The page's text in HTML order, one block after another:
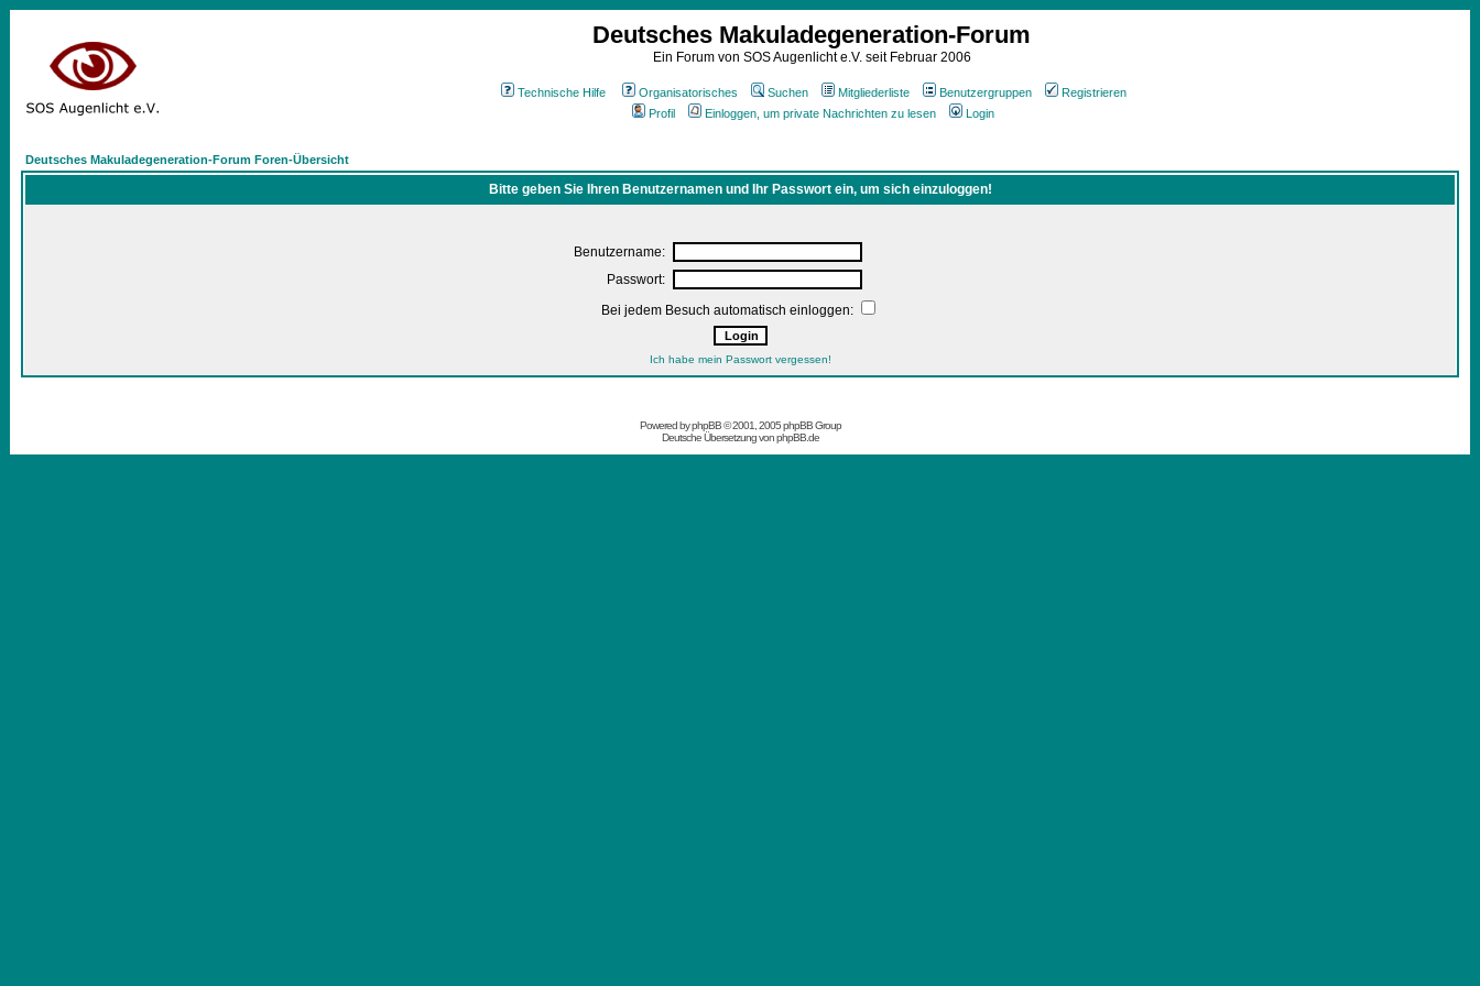
Deutsches Makuladegeneration-Forum
Ein Forum von SOS Augenlicht e.V. seit Februar 2006
Technische Hilfe Organisatorisches Suchen Mitgliederliste Benutzergruppen
Registrieren
Profil
Einloggen, um private Nachrichten zu lesen Login
Deutsches Makuladegeneration-Forum Foren-Übersicht
Bitte geben Sie Ihren Benutzernamen und Ihr Passwort ein, um sich einzuloggen!
Benutzername:
Passwort:
Bei jedem Besuch automatisch einloggen:
Ich habe mein Passwort vergessen!
Powered byphpBB© 2001, 2005 phpBB Group
Deutsche Übersetzung vonphpBB.de